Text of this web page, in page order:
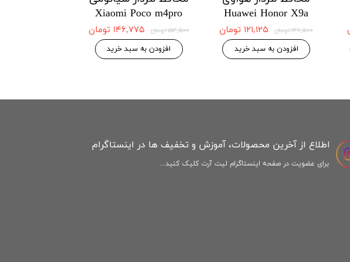
Xiaomi Poco m4pro
۱۵۴,۵۰۰ تومان ۱۴۶,۷۷۵ تومان
افزودن به سبد خرید
Huawei Honor X9a
۱۲۷,۵۰۰ تومان ۱۲۱,۱۲۵ تومان
افزودن به سبد خرید
اطلاع از آخرین محصولات، آموزش و تخفیف ها در اینستاگرام
برای عضویت در صفحه اینستاگرام لیت آرت کلیک کنید...